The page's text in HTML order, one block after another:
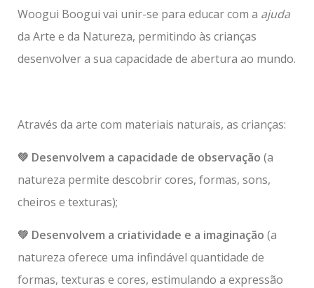
Woogui Boogui vai unir-se para educar com a ajuda
da Arte e da Natureza, permitindo às crianças
desenvolver a sua capacidade de abertura ao mundo.
Através da arte com materiais naturais, as crianças:
💚 Desenvolvem a capacidade de observação (a
natureza permite descobrir cores, formas, sons,
cheiros e texturas);
💚 Desenvolvem a criatividade e a imaginação (a
natureza oferece uma infindável quantidade de
formas, texturas e cores, estimulando a expressão